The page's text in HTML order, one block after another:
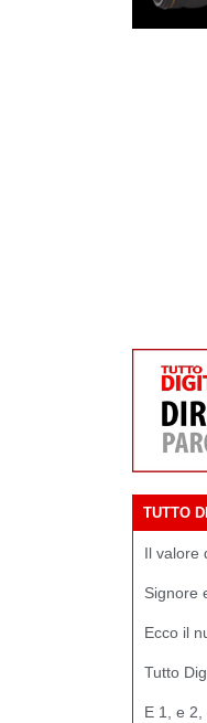
TUTTO
Il valore
Signore
Ecco il
Tutto
E 1, e